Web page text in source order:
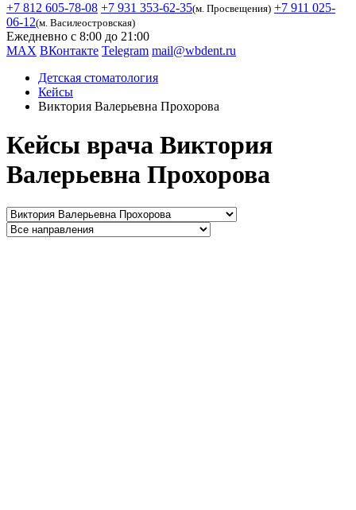
+7 812 605-78-08 +7 931 353-62-35(м. Просвещения) +7 911 025-
06-12(м. Василеостровская)
Ежедневно с 8:00 до 21:00
MAX ВКонтакте Telegram mail@wbdent.ru
Детская стоматология
Кейсы
Виктория Валерьевна Прохорова
Кейсы врача Виктория
Валерьевна Прохорова